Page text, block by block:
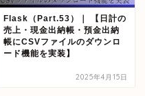
Flask（Part.53）｜ 【日計の
売上・現金出納帳・預金出納
帳にCSVファイルのダウンロ
ード機能を実装】
2025年4月15日